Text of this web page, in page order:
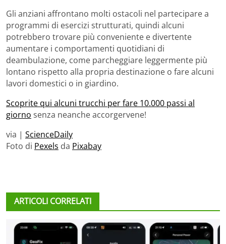
Gli anziani affrontano molti ostacoli nel partecipare a
programmi di esercizi strutturati, quindi alcuni
potrebbero trovare più conveniente e divertente
aumentare i comportamenti quotidiani di
deambulazione, come parcheggiare leggermente più
lontano rispetto alla propria destinazione o fare alcuni
lavori domestici o in giardino.
Scoprite qui alcuni trucchi per fare 10.000 passi al
giorno senza neanche accorgervene!
via | ScienceDaily
Foto di Pexels da Pixabay
ARTICOLI CORRELATI